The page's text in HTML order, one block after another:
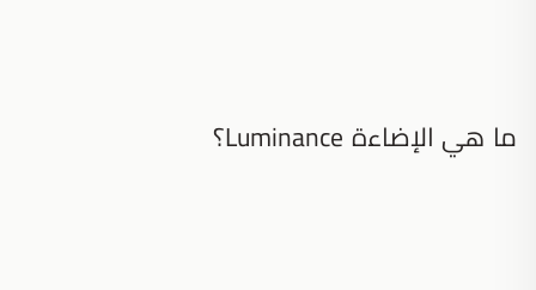
ما هي الإضاءة Luminance؟